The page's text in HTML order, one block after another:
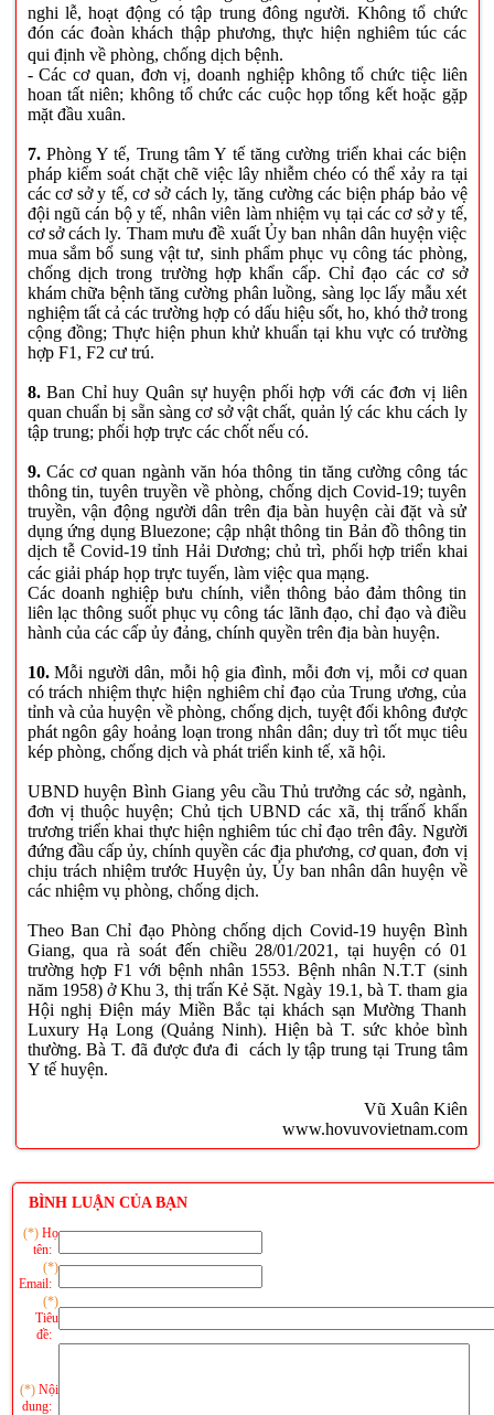
nghi lễ, hoạt động có tập trung đông người. Không tổ chức
đón các đoàn khách thập phương, thực hiện nghiêm túc các
qui định về phòng, chống dịch bệnh.
- Các cơ quan, đơn vị, doanh nghiệp không tổ chức tiệc liên
hoan tất niên; không tổ chức các cuộc họp tổng kết hoặc gặp
mặt đầu xuân.
7.Phòng Y tế, Trung tâm Y tế tăng cường triển khai các biện
pháp kiểm soát chặt chẽ việc lây nhiễm chéo có thể xảy ra tại
các cơ sở y tế, cơ sở cách ly, tăng cường các biện pháp bảo vệ
đội ngũ cán bộ y tế, nhân viên làm nhiệm vụ tại các cơ sở y tế,
cơ sở cách ly. Tham mưu đề xuất Ủy ban nhân dân huyện việc
mua sắm bổ sung vật tư, sinh phẩm phục vụ công tác phòng,
chống dịch trong trường hợp khẩn cẩp. Chỉ đạo các cơ sở
khám chữa bệnh tăng cường phân luồng, sàng lọc lấy mẫu xét
nghiệm tất cả các trường hợp có dấu hiệu sốt, ho, khó thở trong
cộng đồng; Thực hiện phun khử khuẩn tại khu vực có trường
hợp F1, F2 cư trú.
8.Ban Chỉ huy Quân sự huyện phối hợp với các đơn vị liên
quan chuẩn bị sẵn sàng cơ sở vật chất, quản lý các khu cách ly
tập trung; phối hợp trực các chốt nếu có.
9.Các cơ quan ngành văn hóa thông tin tăng cường công tác
thông tin, tuyên truyền về phòng, chống dịch Covid-19; tuyên
truyền, vận động người dân trên địa bàn huyện cài đặt và sử
dụng ứng dụng Bluezone; cập nhật thông tin Bản đồ thông tin
dịch tễ Covid-19 tỉnh Hải Dương; chủ trì, phối hợp triển khai
các giải pháp họp trực tuyến, làm việc qua mạng.
Các doanh nghiệp bưu chính, viễn thông bảo đảm thông tin
liên lạc thông suốt phục vụ công tác lãnh đạo, chỉ đạo và điều
hành của các cấp ủy đảng, chính quyền trên địa bàn huyện.
10.Mỗi người dân, mỗi hộ gia đình, mỗi đơn vị, mỗi cơ quan
có trách nhiệm thực hiện nghiêm chỉ đạo của Trung ương, của
tỉnh và của huyện về phòng, chống dịch, tuyệt đối không được
phát ngôn gây hoảng loạn trong nhân dân; duy trì tốt mục tiêu
kép phòng, chống dịch và phát triển kinh tế, xã hội.
UBND huyện Bình Giang yêu cầu Thủ trưởng các sở, ngành,
đơn vị thuộc huyện; Chủ tịch UBND các xã, thị trấnố khẩn
trương triển khai thực hiện nghiêm túc chỉ đạo trên đây. Người
đứng đầu cấp ủy, chính quyền các địa phương, cơ quan, đơn vị
chịu trách nhiệm trước Huyện ủy, Ủy ban nhân dân huyện về
các nhiệm vụ phòng, chống dịch.
Theo Ban Chỉ đạo Phòng chống dịch Covid-19 huyện Bình
Giang, qua rà soát đến chiều 28/01/2021, tại huyện có 01
trường hợp F1 với bệnh nhân 1553. Bệnh nhân N.T.T (sinh
năm 1958) ở Khu 3, thị trấn Kẻ Sặt. Ngày 19.1, bà T. tham gia
Hội nghị Điện máy Miền Bắc tại khách sạn Mường Thanh
Luxury Hạ Long (Quảng Ninh). Hiện bà T. sức khỏe bình
thường. Bà T. đã được đưa đi cách ly tập trung tại Trung tâm
Y tế huyện.
Vũ Xuân Kiên
www.hovuvovietnam.com
BÌNH LUẬN CỦA BẠN
(*) Họ
tên:
(*)
Email:
(*)
Tiêu
đề:
(*) Nội
dung: